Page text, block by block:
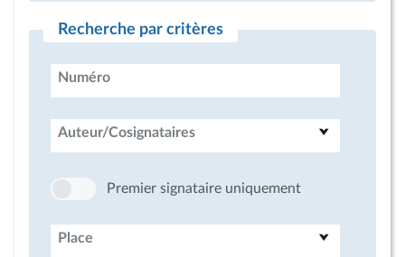
Recherche par critères
Numéro
Auteur/Cosignataires
Premier signataire uniquement
Place